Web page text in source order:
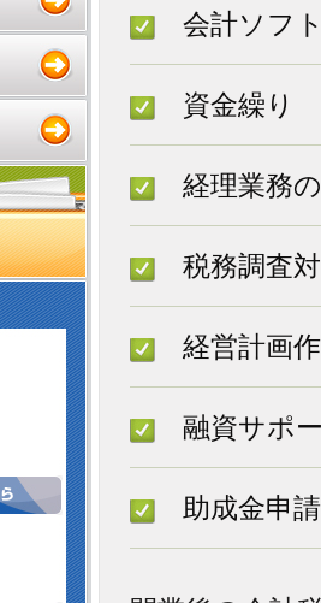
会計ソフ
資金繰り
経理業務
税務調査
経営計画
融資サポ
助成金申